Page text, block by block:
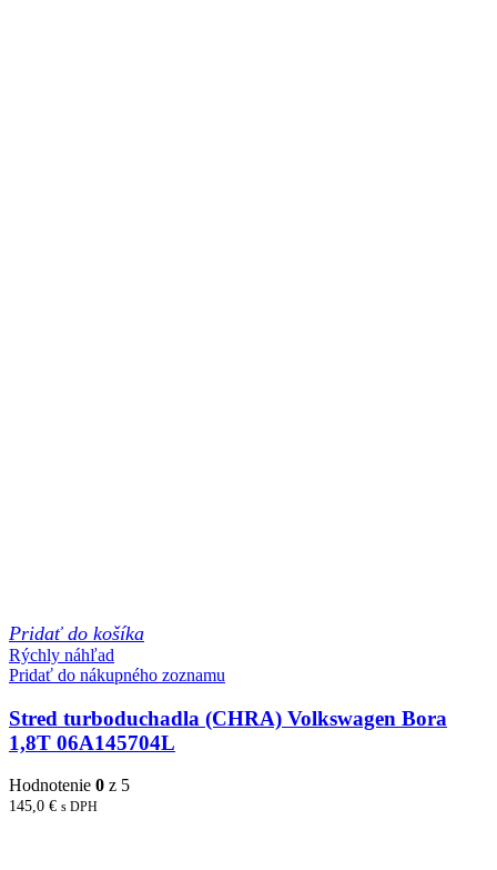
Pridať do košíka
Rýchly náhľad
Pridať do nákupného zoznamu
Stred turboduchadla (CHRA) Volkswagen Bora
1,8T 06A145704L
Hodnotenie 0 z 5
145,0 € s DPH